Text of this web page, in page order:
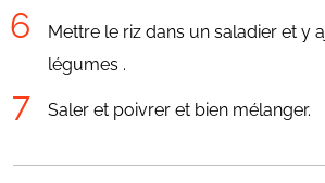
Mettre le riz dans un saladier et y
légumes .
Saler et poivrer et bien mélanger.